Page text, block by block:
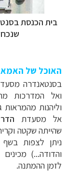
בית הכנסת
האוכל של
בסנטאנדרה
ואל המדרכות
וליהנות מהמראות
אל מסעדת
שהייתה שקטה
ניתן לצפות
והדודה...)
לזמן ההמתנה.